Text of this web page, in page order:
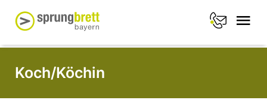
Koch/Köchin